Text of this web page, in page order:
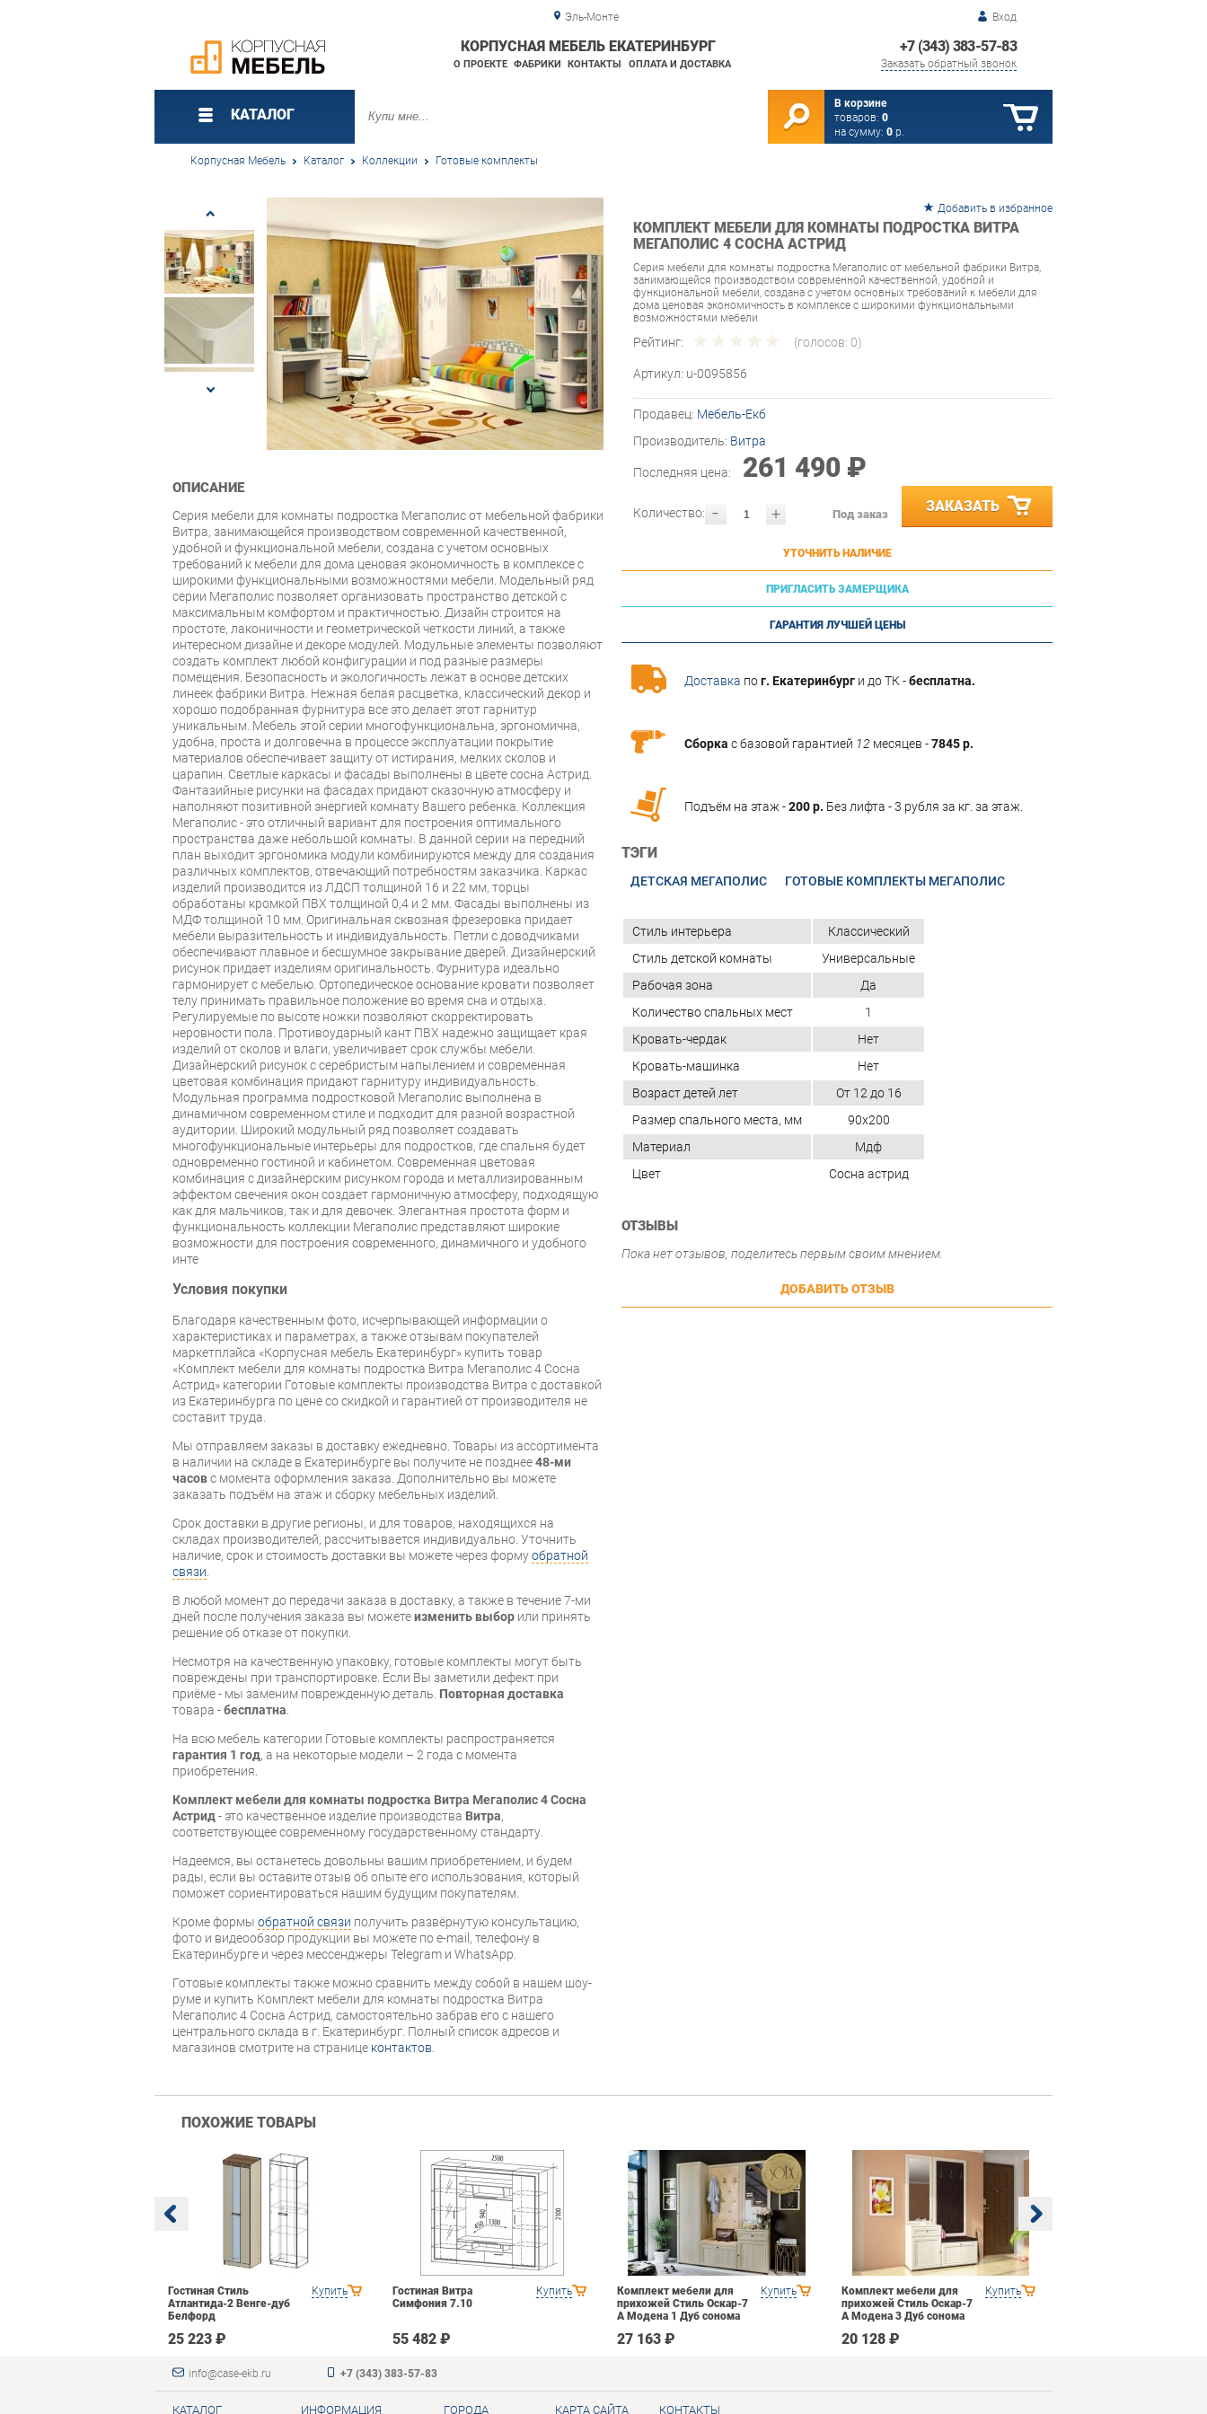
Эль-Монте Вход
+7 (343) 383-57-83
Заказать обратный звонок
КОРПУСНАЯ МЕБЕЛЬ ЕКАТЕРИНБУРГ
О ПРОЕКТЕ ФАБРИКИ КОНТАКТЫ ОПЛАТА И ДОСТАВКА
КАТАЛОГ
В корзине
товаров: 0
на сумму: 0 р.
Корпусная Мебель Каталог Коллекции Готовые комплекты
Добавить в избранное
КОМПЛЕКТ МЕБЕЛИ ДЛЯ КОМНАТЫ ПОДРОСТКА ВИТРА
МЕГАПОЛИС 4 СОСНА АСТРИД
Серия мебели для комнаты подростка Мегаполис от мебельной фабрики Витра,
занимающейся производством современной качественной, удобной и
функциональной мебели, создана с учетом основных требований к мебели для
дома ценовая экономичность в комплексе с широкими функциональными
возможностями мебели
Рейтинг: (голосов: 0)
Артикул: u-0095856
Продавец: Мебель-Екб
Производитель: Витра
Последняя цена: 261 490 ₽
- +
Количество: Под заказ ЗАКАЗАТЬ
УТОЧНИТЬ НАЛИЧИЕ
ПРИГЛАСИТЬ ЗАМЕРЩИКА
ГАРАНТИЯ ЛУЧШЕЙ ЦЕНЫ
Доставка пог. Екатеринбург и до ТК -бесплатна.
Сборка с базовой гарантией 12 месяцев -7845 р.
Подъём на этаж -200 р. Без лифта - 3 рубля за кг. за этаж.
ТЭГИ
ДЕТСКАЯ МЕГАПОЛИС ГОТОВЫЕ КОМПЛЕКТЫ МЕГАПОЛИС
ОПИСАНИЕ
Серия мебели для комнаты подростка Мегаполис от мебельной фабрики
Витра, занимающейся производством современной качественной,
удобной и функциональной мебели, создана с учетом основных
требований к мебели для дома ценовая экономичность в комплексе с
широкими функциональными возможностями мебели. Модельный ряд
серии Мегаполис позволяет организовать пространство детской с
максимальным комфортом и практичностью. Дизайн строится на
простоте, лаконичности и геометрической четкости линий, а также
интересном дизайне и декоре модулей. Модульные элементы позволяют
создать комплект любой конфигурации и под разные размеры
помещения. Безопасность и экологичность лежат в основе детских
линеек фабрики Витра. Нежная белая расцветка, классический декор и
хорошо подобранная фурнитура все это делает этот гарнитур
уникальным. Мебель этой серии многофункциональна, эргономична,
удобна, проста и долговечна в процессе эксплуатации покрытие
материалов обеспечивает защиту от истирания, мелких сколов и
царапин. Светлые каркасы и фасады выполнены в цвете сосна Астрид.
Фантазийные рисунки на фасадах придают сказочную атмосферу и
наполняют позитивной энергией комнату Вашего ребенка. Коллекция
Мегаполис - это отличный вариант для построения оптимального
пространства даже небольшой комнаты. В данной серии на передний
план выходит эргономика модули комбинируются между для создания
различных комплектов, отвечающий потребностям заказчика. Каркас
изделий производится из ЛДСП толщиной 16 и 22 мм, торцы
обработаны кромкой ПВХ толщиной 0,4 и 2 мм. Фасады выполнены из
МДФ толщиной 10 мм. Оригинальная сквозная фрезеровка придает
мебели выразительность и индивидуальность. Петли с доводчиками
обеспечивают плавное и бесшумное закрывание дверей. Дизайнерский
рисунок придает изделиям оригинальность. Фурнитура идеально
гармонирует с мебелью. Ортопедическое основание кровати позволяет
телу принимать правильное положение во время сна и отдыха.
Регулируемые по высоте ножки позволяют скорректировать
неровности пола. Противоударный кант ПВХ надежно защищает края
изделий от сколов и влаги, увеличивает срок службы мебели.
Дизайнерский рисунок с серебристым напылением и современная
цветовая комбинация придают гарнитуру индивидуальность.
Модульная программа подростковой Мегаполис выполнена в
динамичном современном стиле и подходит для разной возрастной
аудитории. Широкий модульный ряд позволяет создавать
многофункциональные интерьеры для подростков, где спальня будет
одновременно гостиной и кабинетом. Современная цветовая
комбинация с дизайнерским рисунком города и металлизированным
эффектом свечения окон создает гармоничную атмосферу, подходящую
как для мальчиков, так и для девочек. Элегантная простота форм и
функциональность коллекции Мегаполис представляют широкие
возможности для построения современного, динамичного и удобного
инте
Условия покупки
Благодаря качественным фото, исчерпывающей информации о
характеристиках и параметрах, а также отзывам покупателей
маркетплэйса «Корпусная мебель Екатеринбург» купить товар
«Комплект мебели для комнаты подростка Витра Мегаполис 4 Сосна
Астрид» категории Готовые комплекты производства Витра с доставкой
из Екатеринбурга по цене со скидкой и гарантией от производителя не
составит труда.
Мы отправляем заказы в доставку ежедневно. Товары из ассортимента
в наличии на складе в Екатеринбурге вы получите не позднее48-ми
часовс момента оформления заказа. Дополнительно вы можете
заказать подъём на этаж и сборку мебельных изделий.
Срок доставки в другие регионы, и для товаров, находящихся на
складах производителей, рассчитывается индивидуально. Уточнить
наличие, срок и стоимость доставки вы можете через формуобратной
связи.
В любой момент до передачи заказа в доставку, а также в течение 7-ми
дней после получения заказа вы можетеизменить выбор или принять
решение об отказе от покупки.
Несмотря на качественную упаковку, готовые комплекты могут быть
повреждены при транспортировке. Если Вы заметили дефект при
приёме - мы заменим поврежденную деталь. Повторная доставка
товара -бесплатна.
На всю мебель категории Готовые комплекты распространяется
гарантия 1 год, а на некоторые модели – 2 года с момента
приобретения.
Комплект мебели для комнаты подростка Витра Мегаполис 4 Сосна
Астрид- это качественное изделие производства Витра,
соответствующее современному государственному стандарту.
Надеемся, вы останетесь довольны вашим приобретением, и будем
рады, если вы оставите отзыв об опыте его использования, который
поможет сориентироваться нашим будущим покупателям.
Кроме формы обратной связи получить развёрнутую консультацию,
фото и видеообзор продукции вы можете по e-mail, телефону в
Екатеринбурге и через мессенджеры Telegram и WhatsApp.
Готовые комплекты также можно сравнить между собой в нашем шоу-
руме и купить Комплект мебели для комнаты подростка Витра
Мегаполис 4 Сосна Астрид, самостоятельно забрав его с нашего
центрального склада в г. Екатеринбург. Полный список адресов и
магазинов смотрите на странице контактов.
Стиль интерьера
Классический
Стиль детской комнаты
Универсальные
Рабочая зона
Да
Количество спальных мест
1
Кровать-чердак
Нет
Кровать-машинка
Нет
Возраст детей лет
От 12 до 16
Размер спального места, мм
90х200
Материал
Мдф
Цвет
Сосна астрид
ОТЗЫВЫ
Пока нет отзывов, поделитесь первым своим мнением.
ДОБАВИТЬ ОТЗЫВ
ПОХОЖИЕ ТОВАРЫ
Купить
Гостиная Стиль
Атлантида-2 Венге-дуб
Белфорд
25 223 ₽
Купить
Гостиная Витра
Симфония 7.10
55 482 ₽
Купить
Комплект мебели для
прихожей Стиль Оскар-7
А Модена 1 Дуб сонома
27 163 ₽
Купить
Комплект мебели для
прихожей Стиль Оскар-7
А Модена 3 Дуб сонома
20 128 ₽
info@case-ekb.ru +7 (343) 383-57-83
КАТАЛОГ ИНФОРМАЦИЯ ГОРОДА КАРТА САЙТА КОНТАКТЫ